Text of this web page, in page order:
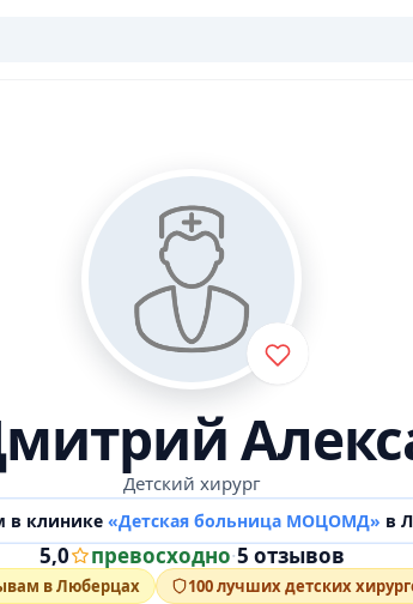
Детский хирург
в клинике «Детская больница МОЦОМД» в
5,0 превосходно·5 отзывов
в Люберцах 100 лучших детских